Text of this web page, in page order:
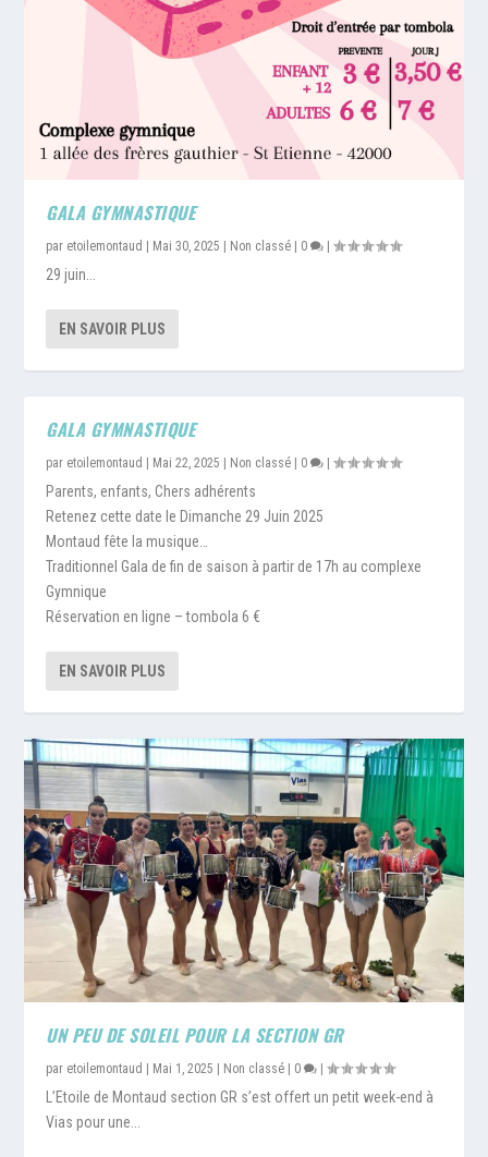
GALA GYMNASTIQUE
par etoilemontaud Mai 30, 2025 Non classé 0 |
29 juin...
EN SAVOIR PLUS
GALA GYMNASTIQUE
par etoilemontaud Mai 22, 2025 Non classé 0 |
Parents, enfants, Chers adhérents
Retenez cette date le Dimanche 29 Juin 2025
Montaud fête la musique…
Traditionnel Gala de fin de saison à partir de 17h au complexe
Gymnique
Réservation en ligne – tombola 6 €
EN SAVOIR PLUS
UN PEU DE SOLEIL POUR LA SECTION GR
par etoilemontaud | Mai 1, 2025 | Non classé | 0 |
L’Etoile de Montaud section GR s’est offert un petit week-end à
Vias pour une...